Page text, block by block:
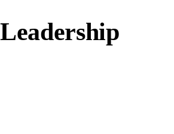
Leadership